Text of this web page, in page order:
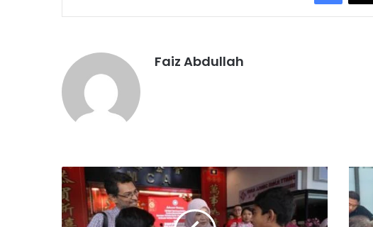
Faiz Abdullah
4
.
6
8
S
u
k
a